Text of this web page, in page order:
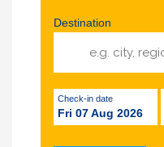
Destination
Check-in date
Fri 07 Aug 2026